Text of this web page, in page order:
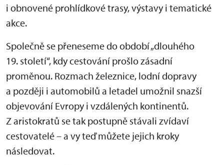
i obnovené prohlídkové trasy, výstavy i tematické
akce.
Společně se přeneseme do období „dlouhého
19. století“, kdy cestování prošlo zásadní
proměnou. Rozmach železnice, lodní dopravy
a později i automobilů a letadel umožnil snazší
objevování Evropy i vzdálených kontinentů.
Z aristokratů se tak postupně stávali zvídaví
cestovatelé – a vy teď můžete jejich kroky
následovat.